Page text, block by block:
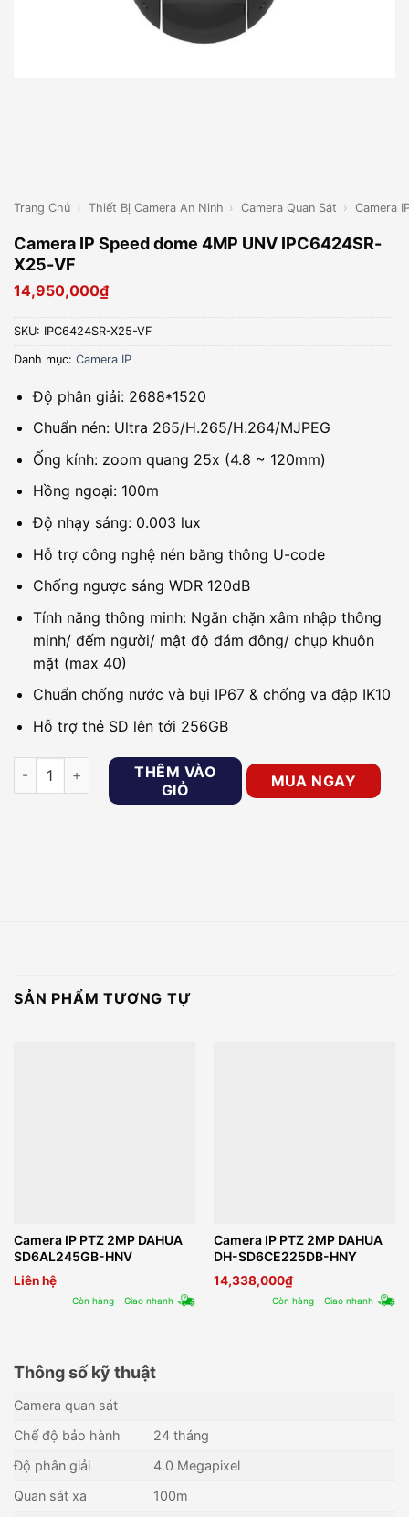
Trang Chủ › Thiết Bị Camera An Ninh › Camera Quan Sát › Camera
Camera IP Speed dome 4MP UNV IPC6424SR-
X25-VF
14,950,000₫
SKU: IPC6424SR-X25-VF
Danh mục: Camera IP
Độ phân giải: 2688*1520
Chuẩn nén: Ultra 265/H.265/H.264/MJPEG
Ống kính: zoom quang 25x (4.8 ~ 120mm)
Hồng ngoại: 100m
Độ nhạy sáng: 0.003 lux
Hỗ trợ công nghệ nén băng thông U-code
Chống ngược sáng WDR 120dB
Tính năng thông minh: Ngăn chặn xâm nhập thông
minh/ đếm người/ mật độ đám đông/ chụp khuôn
mặt (max 40)
Chuẩn chống nước và bụi IP67 & chống va đập IK10
Hỗ trợ thẻ SD lên tới 256GB
Camera IP Speed dome 4MP UNV IPC6424SR-X25-VF số
THÊM VÀO
GIỎ
MUA NGAY
SẢN PHẨM TƯƠNG TỰ
Camera IP PTZ 2MP DAHUA
SD6AL245GB-HNV
Liên hệ
Còn hàng - Giao nhanh
Camera IP PTZ 2MP DAHUA
DH-SD6CE225DB-HNY
14,338,000₫
Còn hàng - Giao nhanh
Thông số kỹ thuật
Camera quan sát
Chế độ bảo hành
24 tháng
Độ phân giải
4.0 Megapixel
Quan sát xa
100m